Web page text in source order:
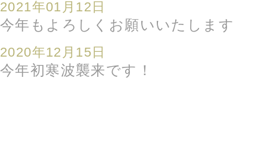
2021年01月12日
今年もよろしくお願いいたします
2020年12月15日
今年初寒波襲来です！